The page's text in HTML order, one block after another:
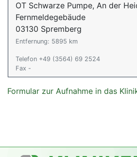
OT Schwarze Pumpe, An der
Fernmeldegebäude
03130 Spremberg
Entfernung: 5895 km
Telefon +49 (3564) 69 2524
Fax -
Formular zur Aufnahme in das